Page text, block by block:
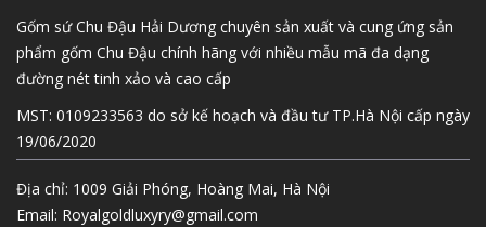
Gốm sứ Chu Đậu Hải Dương chuyên sản xuất và cung ứng sản
phẩm gốm Chu Đậu chính hãng với nhiều mẫu mã đa dạng
đường nét tinh xảo và cao cấp
MST: 0109233563 do sở kế hoạch và đầu tư TP.Hà Nội cấp ngày
19/06/2020
Địa chỉ: 1009 Giải Phóng, Hoàng Mai, Hà Nội
Email: Royalgoldluxyry@gmail.com